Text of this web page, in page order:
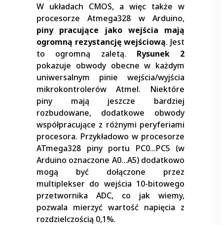
W układach CMOS, a więc także w
procesorze Atmega328 w Arduino,
piny pracujące jako wejścia mają
ogromną rezystancję wejściową. Jest
to ogromną zaletą. Rysunek 2
pokazuje obwody obecne w każdym
uniwersalnym pinie wejścia/wyjścia
mikrokontrolerów Atmel. Niektóre
piny mają jeszcze bardziej
rozbudowane, dodatkowe obwody
współpracujące z różnymi peryferiami
procesora. Przykładowo w procesorze
ATmega328 piny portu PC0…PC5 (w
Arduino oznaczone A0…A5) dodatkowo
mogą być dołączone przez
multiplekser do wejścia 10-bitowego
przetwornika ADC, co jak wiemy,
pozwala mierzyć wartość napięcia z
rozdzielczością 0,1%.